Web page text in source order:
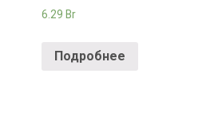
6.29 Br
Подробнее